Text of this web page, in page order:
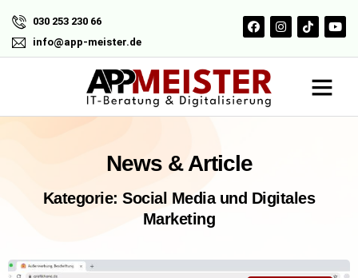
030 253 230 66
info@app-meister.de
News & Article
Kategorie: Social Media und Digitales
Marketing